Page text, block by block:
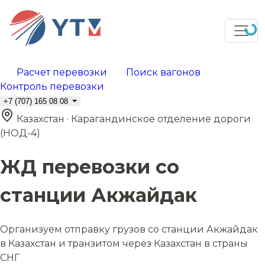
Расчет перевозки
Поиск вагонов
Контроль перевозки
+7 (707) 165 08 08
Казахстан · Карагандинское отделение дороги
(НОД-4)
ЖД перевозки со
станции Акжайдак
Организуем отправку грузов со станции Акжайдак
в Казахстан и транзитом через Казахстан в страны
СНГ